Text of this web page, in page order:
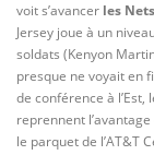
voit s’avancer les
Jersey joue à un
soldats (Kenyon
presque ne voyait en
de conférence à
reprennent
le parquet de l’AT&T